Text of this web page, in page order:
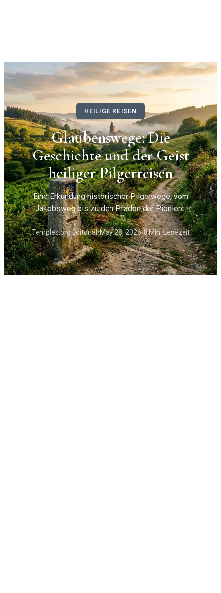
HEILIGE REISEN
Glaubenswege: Die
Geschichte und der Geist
heiliger Pilgerreisen
Eine Erkundung historischer Pilgerwege, vom
Jakobsweg bis zu den Pfaden der Pioniere.
Temples.org Editorial•May 28, 2026•8 Min. Lesezeit